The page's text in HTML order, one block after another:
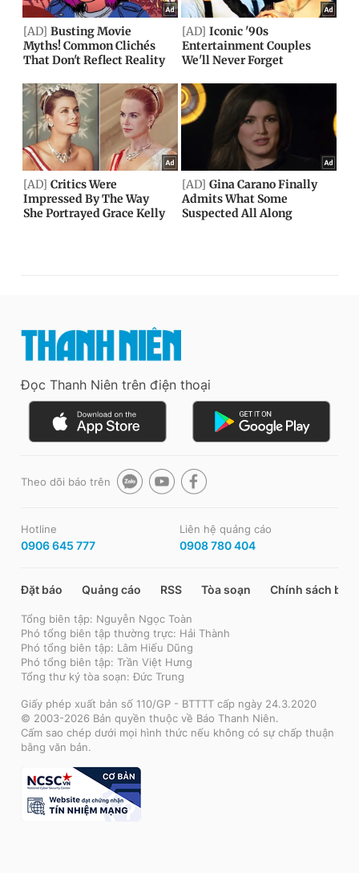
Đọc Thanh Niên trên điện thoại
Theo dõi báo trên
Hotline
0906 645 777
Liên hệ quảng cáo
0908 780 404
Đặt báo Quảng cáo RSS Tòa soạn Chính sách bảo
Tổng biên tập: Nguyễn Ngọc Toàn
Phó tổng biên tập thường trực: Hải Thành
Phó tổng biên tập: Lâm Hiếu Dũng
Phó tổng biên tập: Trần Việt Hưng
Tổng thư ký tòa soạn: Đức Trung
Giấy phép xuất bản số 110/GP - BTTTT cấp ngày 24.3.2020
© 2003-2026 Bản quyền thuộc về Báo Thanh Niên.
Cấm sao chép dưới mọi hình thức nếu không có sự chấp thuận
bằng văn bản.